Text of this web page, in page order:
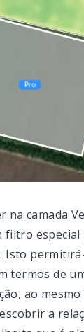
na camada
filtro especial
Isto
termos de
ao
a